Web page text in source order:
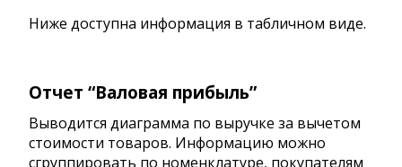
Ниже доступна информация в табличном виде.
Отчет “Валовая прибыль”
Выводится диаграмма по выручке за вычетом
стоимости товаров. Информацию можно
сгруппировать по номенклатуре, покупателям